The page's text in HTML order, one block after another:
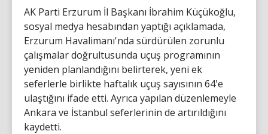
AK Parti Erzurum İl Başkanı İbrahim Küçükoğlu,
sosyal medya hesabından yaptığı açıklamada,
Erzurum Havalimanı'nda sürdürülen zorunlu
çalışmalar doğrultusunda uçuş programının
yeniden planlandığını belirterek, yeni ek
seferlerle birlikte haftalık uçuş sayısının 64'e
ulaştığını ifade etti. Ayrıca yapılan düzenlemeyle
Ankara ve İstanbul seferlerinin de artırıldığını
kaydetti.